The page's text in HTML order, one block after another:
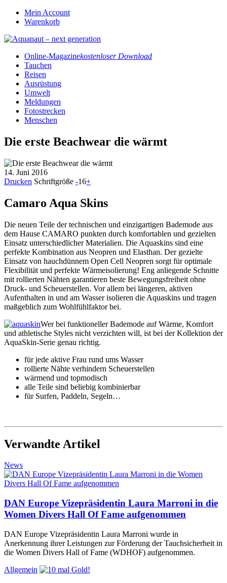
Mein Account
Warenkorb
Online-Magazinekostenloser Download
Tauchen
Reisen
Ausrüstung
Umwelt
Meldungen
Fotostrecken
Menschen
Die erste Beachwear die wärmt
14. Juni 2016
Drucken Schriftgröße -16+
Camaro Aqua Skins
Die neuen Teile der technischen und einzigartigen Bademode aus
dem Hause CAMARO punkten durch komfortablen und gezielten
Einsatz unterschiedlicher Materialien. Die Aquaskins sind eine
perfekte Kombination aus Neopren und Elasthan. Der gezielte
Einsatz von hauchdünnem Open Cell Neopren sorgt für optimale
Flexibilität und perfekte Wärmeisolierung! Eng anliegende Schnitte
mit rollierten Nähten garantieren beste Bewegungsfreiheit ohne
Druck- und Scheuerstellen. Vor allem bei längeren, aktiven
Aufenthalten in und am Wasser isolieren die Aquaskins und tragen
maßgeblich zum Wohlfühlfaktor bei.
Wer bei funktioneller Bademode auf Wärme, Komfort
und athletische Styles nicht verzichten will, ist bei der Kollektion der
AquaSkin-Serie genau richtig.
für jede aktive Frau rund ums Wasser
rollierte Nähte verhindern Scheuerstellen
wärmend und topmodisch
alle Teile sind beliebig kombinierbar
für Surfen, Paddeln, Segeln…
Verwandte Artikel
News
DAN Europe Vizepräsidentin Laura Marroni in die
Women Divers Hall Of Fame aufgenommen
DAN Europe Vizepräsidentin Laura Marroni wurde in
Anerkennung ihrer Leistungen zur Förderung der Tauchsicherheit in
die Women Divers Hall of Fame (WDHOF) aufgenommen.
Allgemein